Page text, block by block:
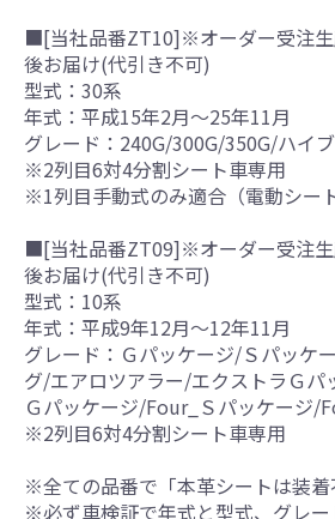
■[当社品番ZT10]※オーダー受注生
後お届け(代引き不可)
型式：30系
年式：平成15年2月～25年11月
グレード：240G/300G/350G/ハイ
※2列目6対4分割シート車専用
※1列目手動式のみ適合（電動シー
■[当社品番ZT09]※オーダー受注生
後お届け(代引き不可)
型式：10系
年式：平成9年12月～12年11月
グレード：Ｇパッケージ/Ｓパッケ
グ/エアロツアラー/エクストラＧパ
Ｇパッケージ/Four_Ｓパッケージ/
※2列目6対4分割シート車専用
※全ての品番で「本革シートは装着
※必ず車検証で年式と型式、グレー